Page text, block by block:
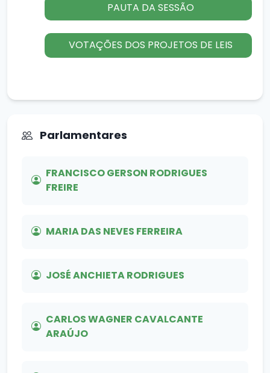
PAUTA DA SESSÃO
VOTAÇÕES DOS PROJETOS DE LEIS
Parlamentares
FRANCISCO GERSON RODRIGUES
FREIRE
MARIA DAS NEVES FERREIRA
JOSÉ ANCHIETA RODRIGUES
CARLOS WAGNER CAVALCANTE
ARAÚJO